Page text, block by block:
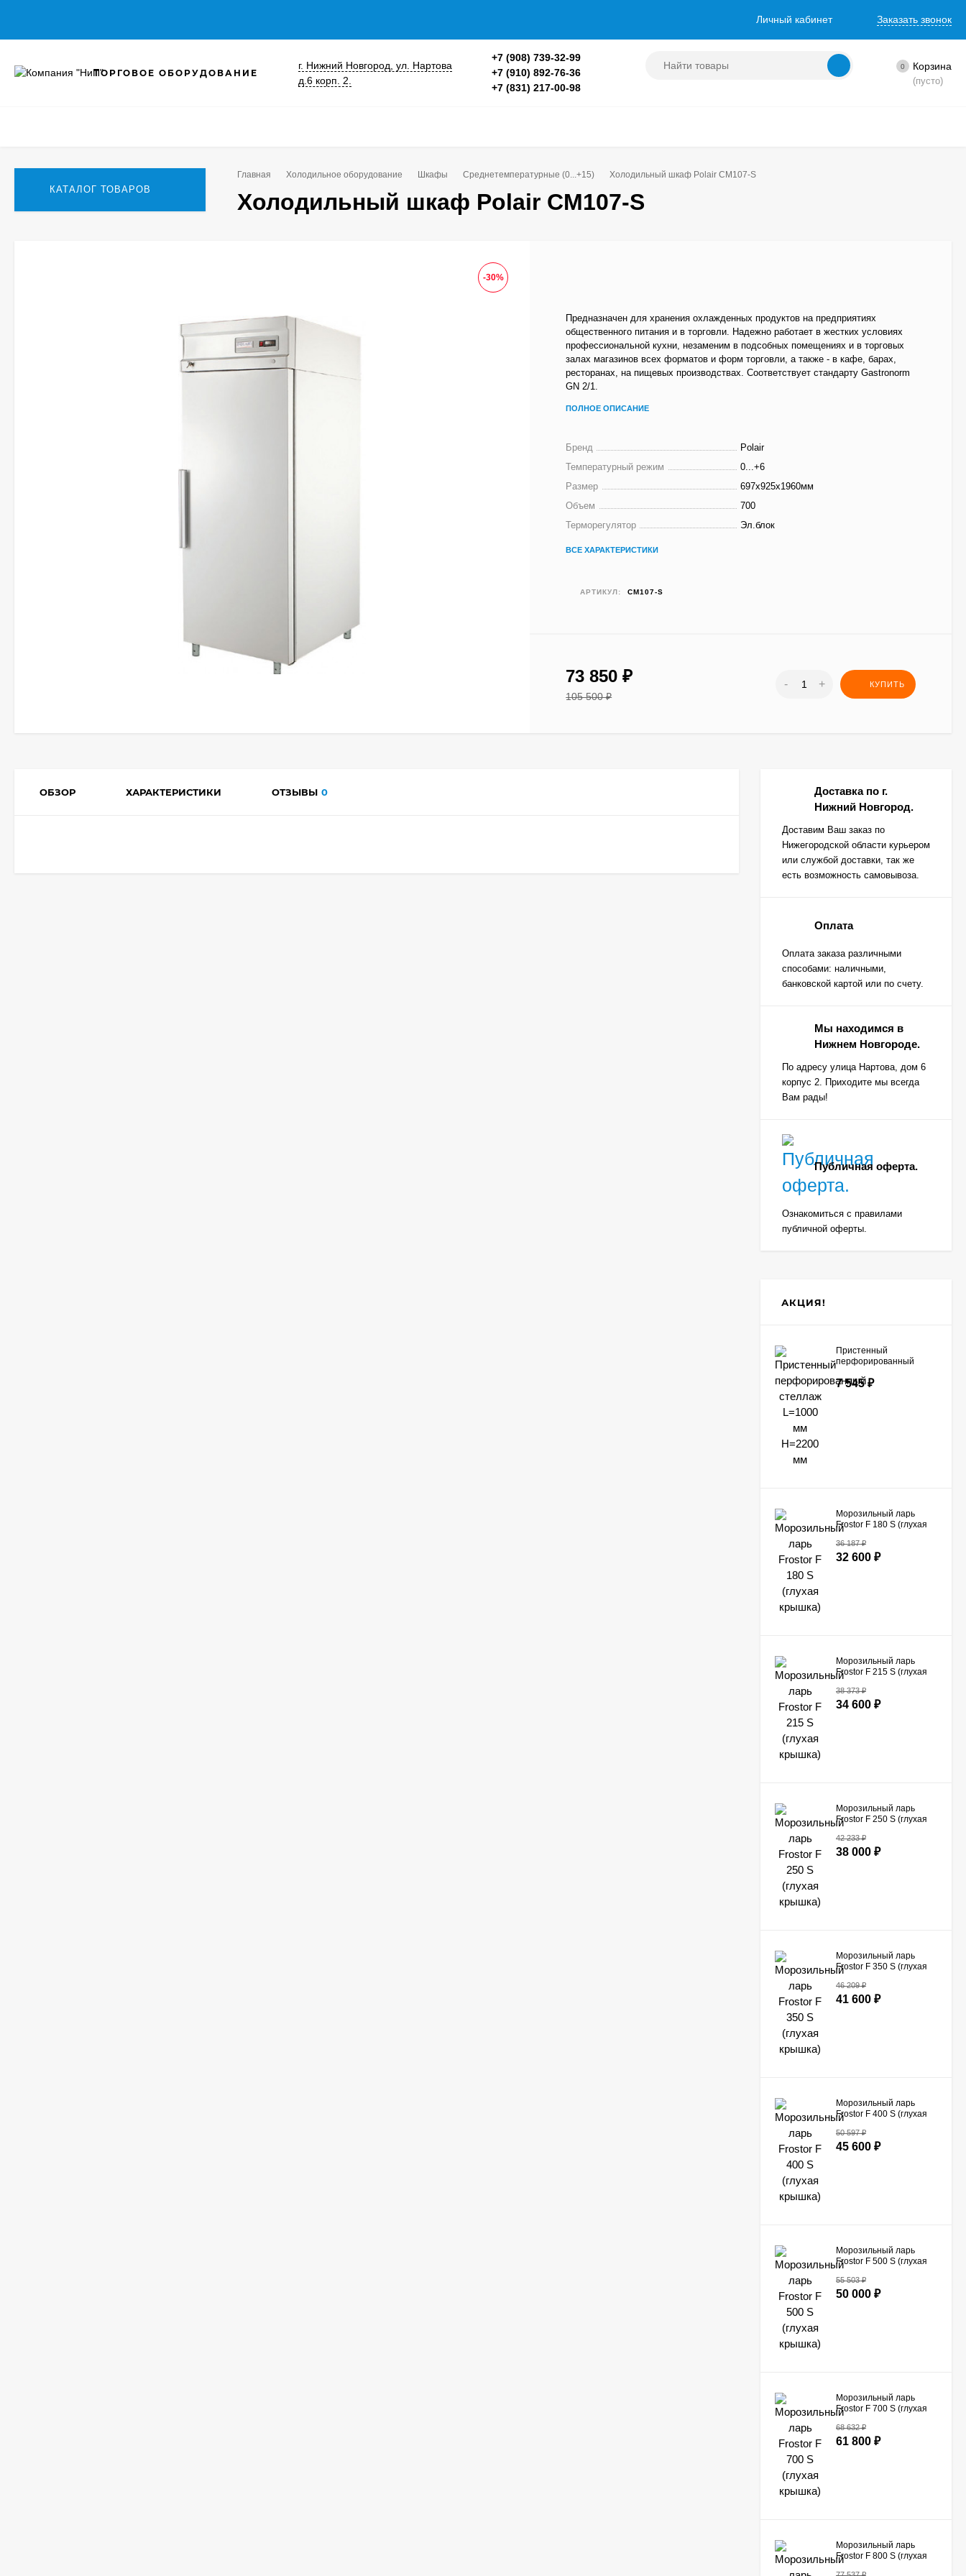
Личный кабинет Заказать звонок
ТОРГОВОЕ ОБОРУДОВАНИЕ
г. Нижний Новгород, ул. Нартова
д.6 корп. 2.
+7 (908) 739-32-99
+7 (910) 892-76-36
+7 (831) 217-00-98
0 Корзина
(пусто)
КАТАЛОГ ТОВАРОВ
Главная Холодильное оборудование Шкафы Среднетемпературные (0...+15) Холодильный шкаф Polair CM107-S
Холодильный шкаф Polair CM107-S
-30%
Предназначен для хранения охлажденных продуктов на предприятиях
общественного питания и в торговли. Надежно работает в жестких условиях
профессиональной кухни, незаменим в подсобных помещениях и в торговых
залах магазинов всех форматов и форм торговли, а также - в кафе, барах,
ресторанах, на пищевых производствах. Соответствует стандарту Gastronorm
GN 2/1.
ПОЛНОЕ ОПИСАНИЕ
Бренд
Polair
Температурный режим
0...+6
Размер
697х925х1960мм
Объем
700
Терморегулятор
Эл.блок
ВСЕ ХАРАКТЕРИСТИКИ
АРТИКУЛ: CM107-S
73 850₽
105 500₽
- + КУПИТЬ
ОБЗОР ХАРАКТЕРИСТИКИ ОТЗЫВЫ 0
Доставка по г.
Нижний Новгород.
Доставим Ваш заказ по
Нижегородской области курьером
или службой доставки, так же
есть возможность самовывоза.
Оплата
Оплата заказа различными
способами: наличными,
банковской картой или по счету.
Мы находимся в
Нижнем Новгороде.
По адресу улица Нартова, дом 6
корпус 2. Приходите мы всегда
Вам рады!
Публичная оферта.
Ознакомиться с правилами
публичной оферты.
АКЦИЯ!
Пристенный
перфорированный
H=2200 мм
7 545₽
Морозильный ларь
Frostor F 180 S (глухая
36 187₽
32 600 ₽
Морозильный ларь
Frostor F 215 S (глухая
38 373₽
34 600 ₽
Морозильный ларь
Frostor F 250 S (глухая
42 233₽
38 000 ₽
Морозильный ларь
Frostor F 350 S (глухая
46 209₽
41 600 ₽
Морозильный ларь
Frostor F 400 S (глухая
50 597₽
45 600 ₽
Морозильный ларь
Frostor F 500 S (глухая
55 503₽
50 000 ₽
Морозильный ларь
Frostor F 700 S (глухая
68 632₽
61 800 ₽
Морозильный ларь
Frostor F 800 S (глухая